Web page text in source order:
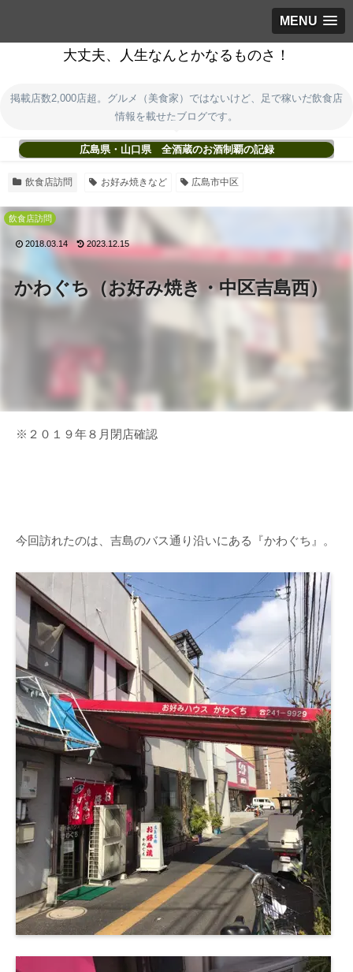
MENU
大丈夫、人生なんとかなるものさ！
掲載店数2,000店超。グルメ（美食家）ではないけど、足で稼いだ飲食店
情報を載せたブログです。
広島県・山口県 全酒蔵のお酒制覇の記録
飲食店訪問 お好み焼きなど 広島市中区
かわぐち（お好み焼き・中区吉島西）
飲食店訪問
2018.03.14 2023.12.15
※２０１９年８月閉店確認
今回訪れたのは、吉島のバス通り沿いにある『かわぐち』。